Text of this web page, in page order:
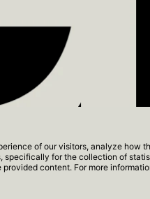
-
of our visitors, analyze how
specifically for the collection of
content. For more